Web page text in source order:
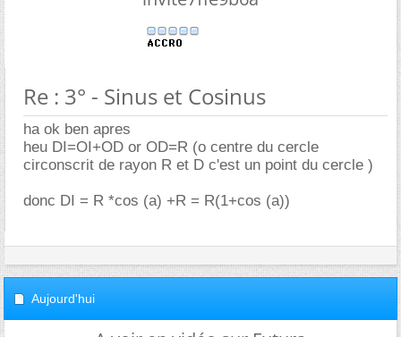
Re : 3° - Sinus et Cosinus
ha ok ben apres
heu DI=OI+OD or OD=R (o centre du cercle
circonscrit de rayon R et D c'est un point du cercle )
donc DI = R *cos (a) +R = R(1+cos (a))
Aujourd'hui